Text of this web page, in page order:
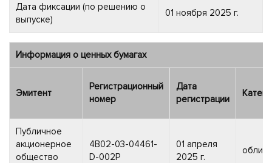
Дата фиксации (по решению о
выпуске)
01 ноября 2025 г.
Информация о ценных бумагах
Эмитент
Регистрационный
номер
Дата
регистрации
Публичное
акционерное
общество
4B02-03-04461-
D-002P
01 апреля
2025 г.